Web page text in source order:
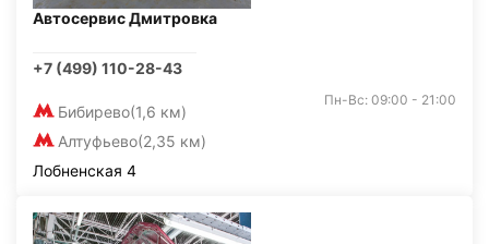
Автосервис Дмитровка
+7 (499) 110-28-43
Бибирево(1,6 км)
Алтуфьево(2,35 км)
Пн-Вс: 09:00 - 21:00
Лобненская 4